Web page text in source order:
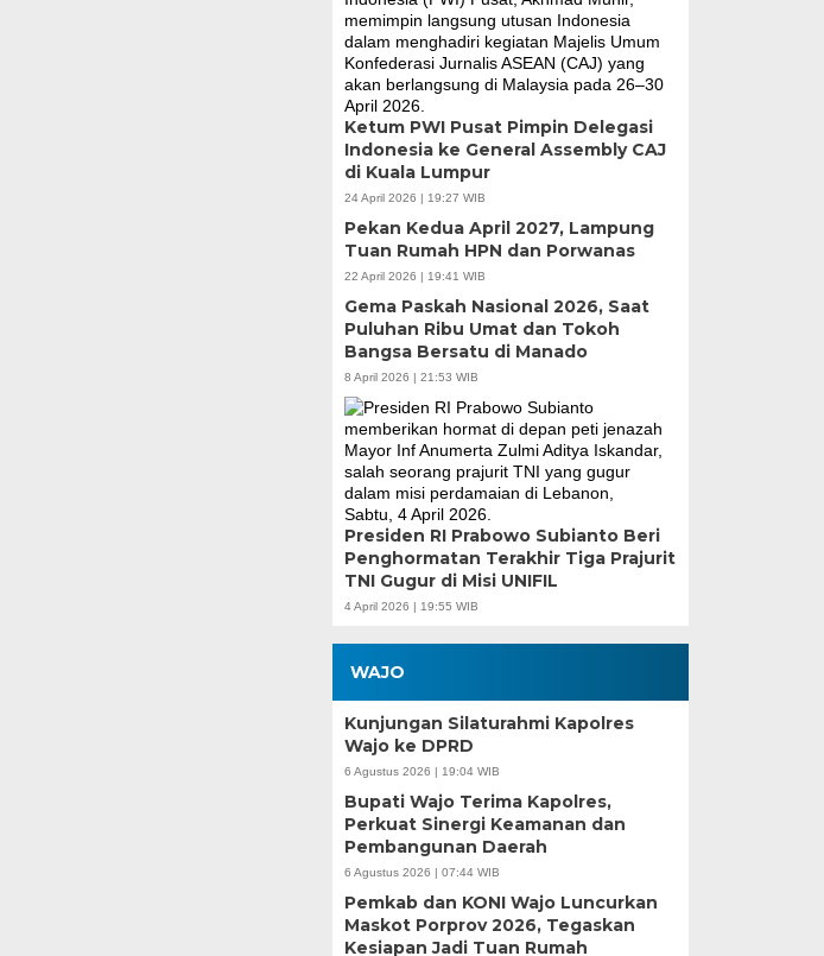
Ketum PWI Pusat Pimpin Delegasi
Indonesia ke General Assembly CAJ
di Kuala Lumpur
24 April 2026 | 19:27 WIB
Pekan Kedua April 2027, Lampung
Tuan Rumah HPN dan Porwanas
22 April 2026 | 19:41 WIB
Gema Paskah Nasional 2026, Saat
Puluhan Ribu Umat dan Tokoh
Bangsa Bersatu di Manado
8 April 2026 | 21:53 WIB
Presiden RI Prabowo Subianto Beri
Penghormatan Terakhir Tiga Prajurit
TNI Gugur di Misi UNIFIL
4 April 2026 | 19:55 WIB
WAJO
Kunjungan Silaturahmi Kapolres
Wajo ke DPRD
6 Agustus 2026 | 19:04 WIB
Bupati Wajo Terima Kapolres,
Perkuat Sinergi Keamanan dan
Pembangunan Daerah
6 Agustus 2026 | 07:44 WIB
Pemkab dan KONI Wajo Luncurkan
Maskot Porprov 2026, Tegaskan
Kesiapan Jadi Tuan Rumah